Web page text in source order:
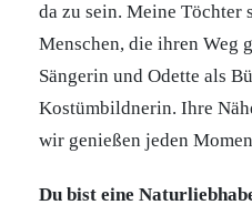
da zu sein. Meine Töchter
Menschen, die ihren Weg
Sängerin und Odette als
Kostümbildnerin. Ihre
wir genießen jeden
Du bist eine